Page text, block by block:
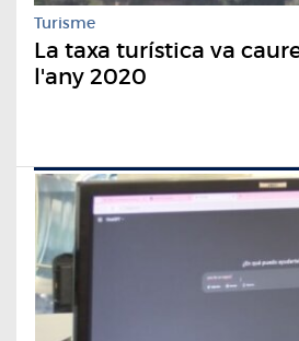
Turisme
La taxa turística va
l'any 2020